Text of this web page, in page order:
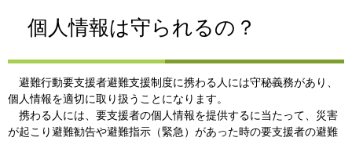
個人情報は守られるの？
避難行動要支援者避難支援制度に携わる人には守秘義務があり、
個人情報を適切に取り扱うことになります。
携わる人には、要支援者の個人情報を提供するに当たって、災害
が起こり避難勧告や避難指示（緊急）があった時の要支援者の避難